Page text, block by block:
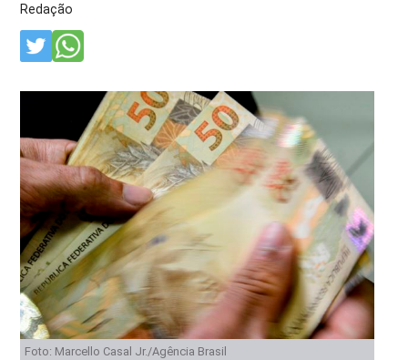
Redação
Foto: Marcello Casal Jr./Agência Brasil